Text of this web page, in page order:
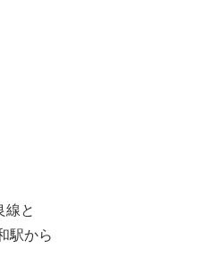
線と
駅から